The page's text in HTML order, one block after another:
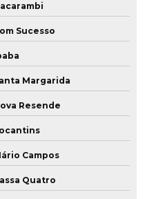
Sucesso
Margarida
Resende
Campos
Quatro